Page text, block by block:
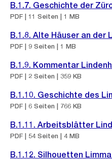
B.1.7. Geschichte der
PDF | 11 Seiten | 1 MB
B.1.8. Alte Häuser an der
PDF | 9 Seiten | 1 MB
B.1.9. Kommentar
PDF | 2 Seiten | 359 KB
B.1.10. Geschichte des
PDF | 6 Seiten | 766 KB
B.1.11. Arbeitsblätter
PDF | 54 Seiten | 4 MB
B.1.12. Silhouetten